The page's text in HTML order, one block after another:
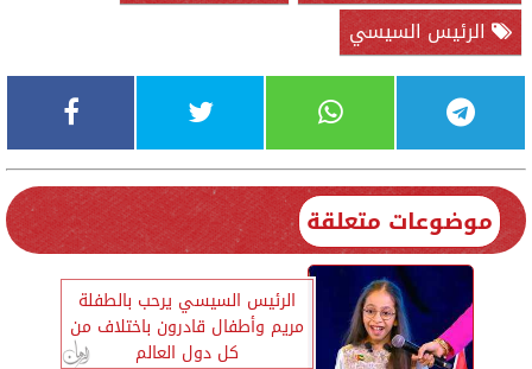
الرئيس السيسي
موضوعات متعلقة
الرئيس السيسي يرحب بالطفلة
مريم وأطفال قادرون باختلاف من
كل دول العالم